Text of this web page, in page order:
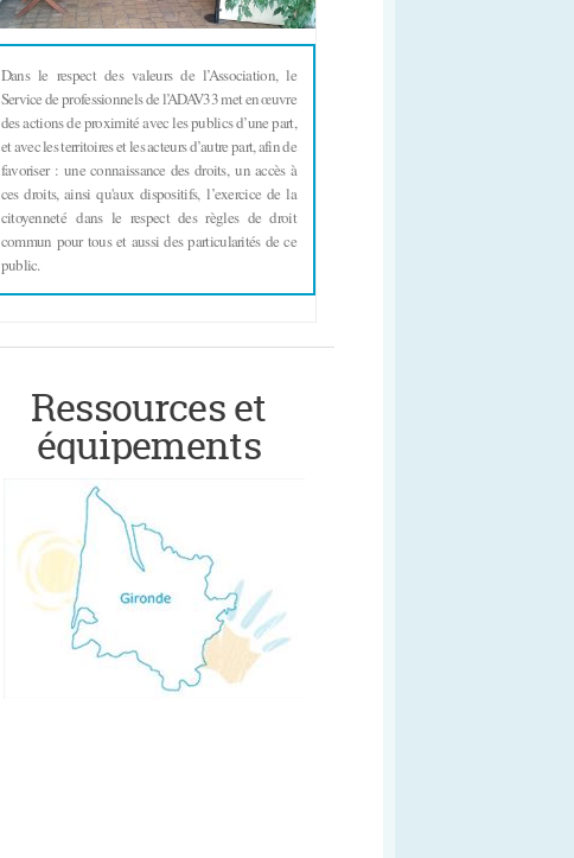
Dans le respect des valeurs de l’Association, le
Service de professionnels de l’ADAV33 met en œuvre
des actions de proximité avec les publics d’une part,
et avec les territoires et les acteurs d’autre part, afin de
favoriser :une connaissance des droits,un accès à
ces droits, ainsi qu'aux dispositifs,l’exercice de la
citoyenneté dans le respect des règles de droit
commun pour tous et aussi des particularités de ce
public.
Ressources et
équipements